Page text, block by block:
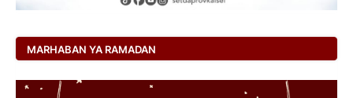
MARHABAN YA RAMADAN